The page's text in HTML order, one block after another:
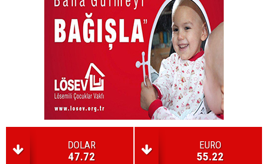
DOLAR
47.72
EURO
55.22